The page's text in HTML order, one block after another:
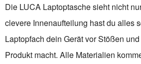
Die LUCA Laptoptasche sieht nicht
clevere Innenaufteilung hast du alles
Laptopfach dein Gerät vor Stößen
Produkt macht. Alle Materialien